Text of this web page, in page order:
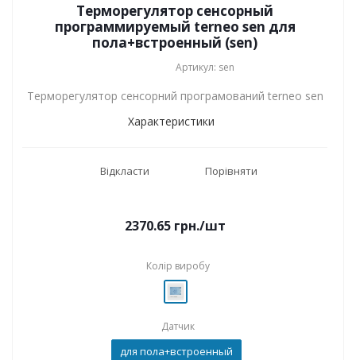
Терморегулятор сенсорный
программируемый terneo sen для
пола+встроенный (sen)
Артикул: sen
Терморегулятор сенсорний програмований terneo sen
Характеристики
Відкласти Порівняти
2370.65 грн./шт
Колір виробу
Датчик
для пола+встроенный